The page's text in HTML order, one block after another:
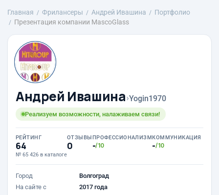
Главная Фрилансеры Андрей Ивашина
Портфолио
Презентация компании MascoGlass
Андрей Ивашина›Yogin1970
Реализуем возможности, налаживаем связи!
РЕЙТИНГ
64
№ 65 426 в каталоге
ОТЗЫВЫ
0
ПРОФЕССИОНАЛИЗМ
-/10
КОММУНИКАЦИЯ
-/10
Город
Волгоград
На сайте с
2017 года